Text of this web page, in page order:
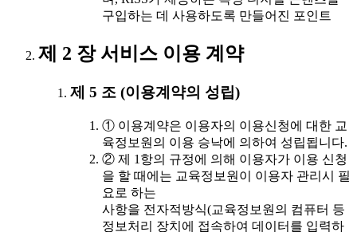
구입하는 데 사용하도록 만들어진 포인트
제 2 장 서비스 이용 계약
제 5 조 (이용계약의 성립)
① 이용계약은 이용자의 이용신청에 대한 교
육정보원의 이용 승낙에 의하여 성립됩니다.
② 제 1항의 규정에 의해 이용자가 이용 신청
을 할 때에는 교육정보원이 이용자 관리시 필
요로 하는
사항을 전자적방식(교육정보원의 컴퓨터 등
정보처리 장치에 접속하여 데이터를 입력하